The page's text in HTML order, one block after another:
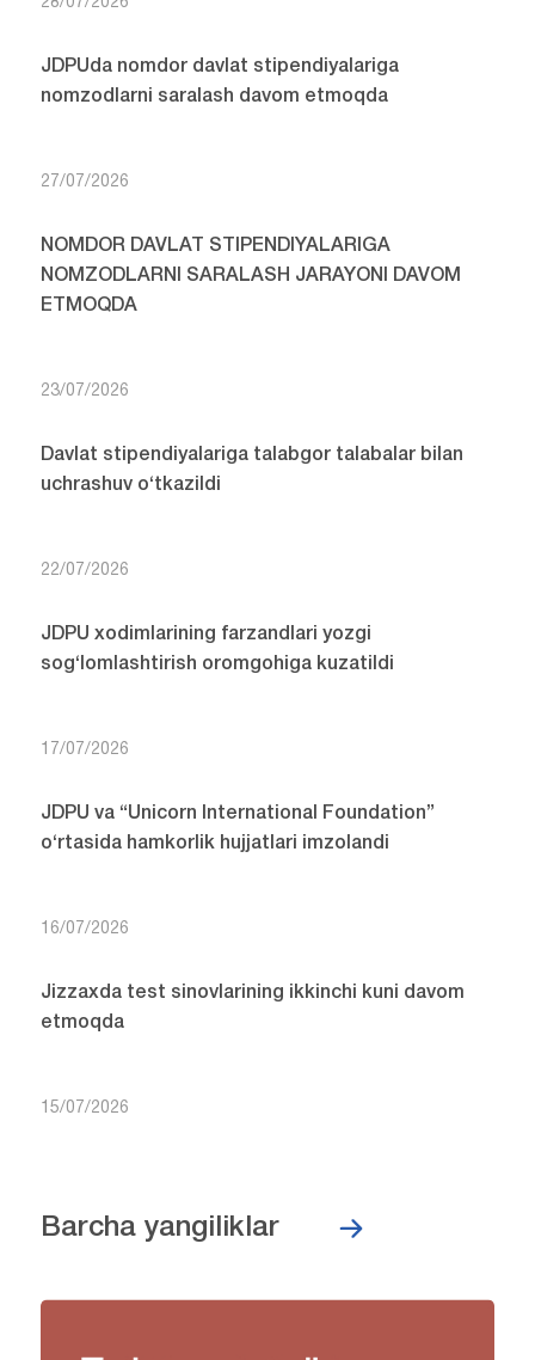
JDPUda nomdor davlat stipendiyalariga
nomzodlarni saralash davom etmoqda
27/07/2026
NOMDOR DAVLAT STIPENDIYALARIGA
NOMZODLARNI SARALASH JARAYONI DAVOM
ETMOQDA
23/07/2026
Davlat stipendiyalariga talabgor talabalar bilan
uchrashuv o‘tkazildi
22/07/2026
JDPU xodimlarining farzandlari yozgi
sog‘lomlashtirish oromgohiga kuzatildi
17/07/2026
JDPU va “Unicorn International Foundation”
o‘rtasida hamkorlik hujjatlari imzolandi
16/07/2026
Jizzaxda test sinovlarining ikkinchi kuni davom
etmoqda
15/07/2026
Barcha yangiliklar